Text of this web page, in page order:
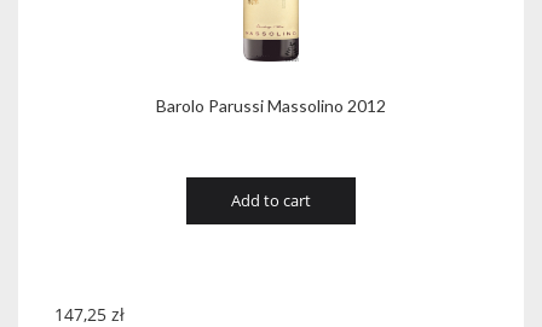
Barolo Parussi Massolino 2012
Add to cart
147,25 zł